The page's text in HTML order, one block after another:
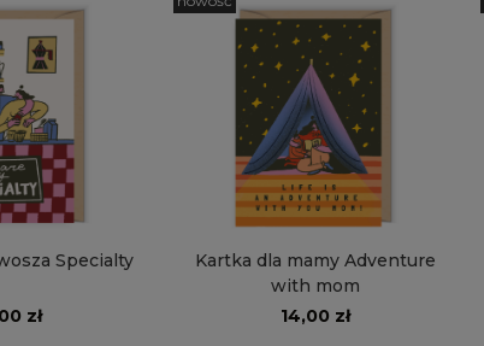
Specialty
zł
Kartka dla mamy Adventure
with mom
14,00 zł